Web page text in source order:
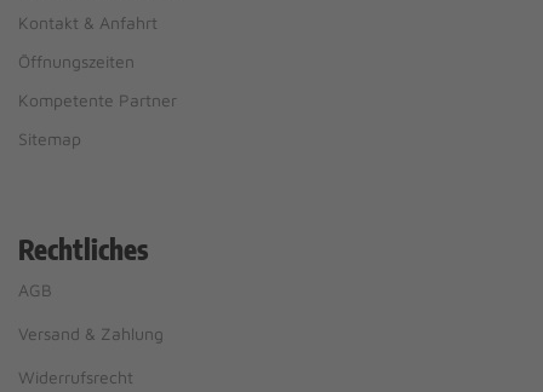
Kontakt & Anfahrt
Öffnungszeiten
Kompetente Partner
Sitemap
Rechtliches
AGB
Versand & Zahlung
Widerrufsrecht